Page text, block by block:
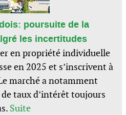
poursuite de la
les incertitudes
en propriété individuelle
en 2025 et s’inscrivent à
marché a notamment
taux d’intérêt toujours
Suite